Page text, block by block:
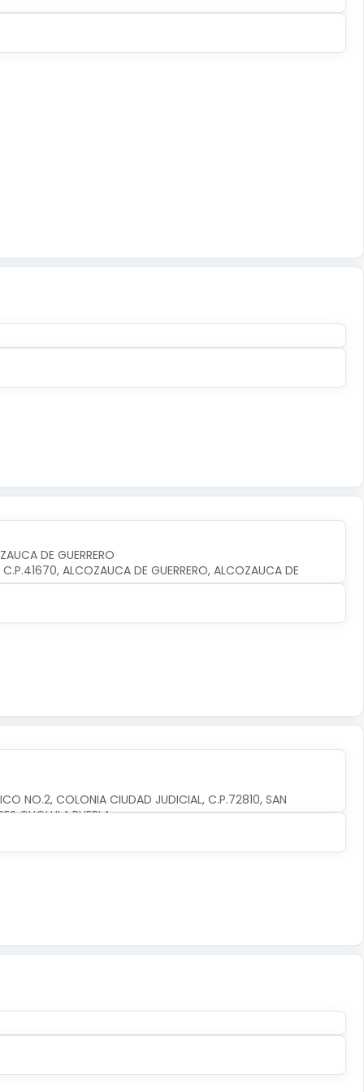
DE GUERRERO
C.P.41670, ALCOZAUCA DE GUERRERO, ALCOZAUCA DE
NO.2, COLONIA CIUDAD JUDICIAL, C.P.72810, SAN
CHOLULA,PUEBLA